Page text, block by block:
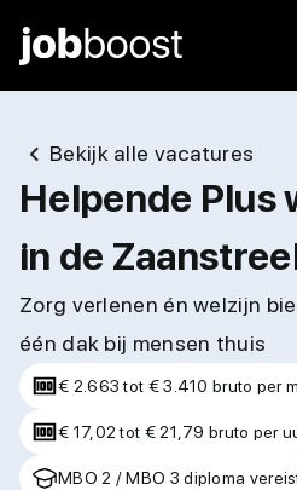
Bekijk alle vacatures
Helpende Plus
in de
Zorg verlenen én welzijn
één dak bij mensen thuis
€ 2.663 tot € 3.410 bruto per
€ 17,02 tot € 21,79 bruto per
MBO 2 / MBO 3 diploma